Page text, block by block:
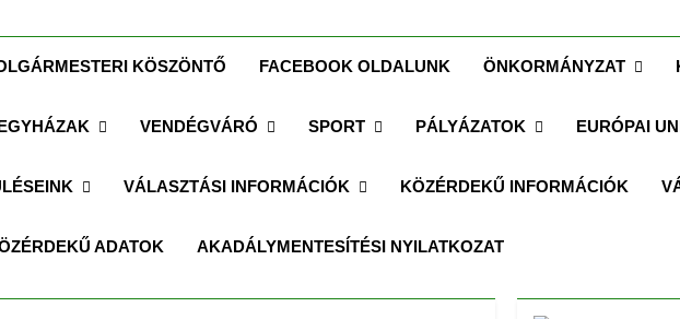
KÖSZÖNTŐ FACEBOOK OLDALUNK ÖNKORMÁNYZAT
VENDÉGVÁRÓ SPORT PÁLYÁZATOK EURÓPAI
VÁLASZTÁSI INFORMÁCIÓK KÖZÉRDEKŰ INFORMÁCIÓK
ADATOK AKADÁLYMENTESÍTÉSI NYILATKOZAT